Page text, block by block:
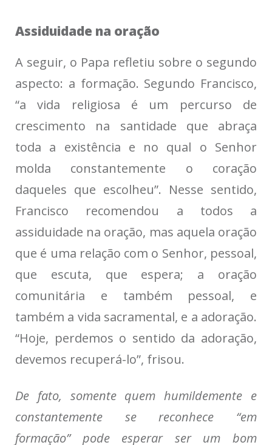
Assiduidade na oração
A seguir, o Papa refletiu sobre o segundo
aspecto: a formação. Segundo Francisco,
“a vida religiosa é um percurso de
crescimento na santidade que abraça
toda a existência e no qual o Senhor
molda constantemente o coração
daqueles que escolheu”. Nesse sentido,
Francisco recomendou a todos a
assiduidade na oração, mas aquela oração
que é uma relação com o Senhor, pessoal,
que escuta, que espera; a oração
comunitária e também pessoal, e
também a vida sacramental, e a adoração.
“Hoje, perdemos o sentido da adoração,
devemos recuperá-lo”, frisou.
De fato, somente quem humildemente e
constantemente se reconhece “em
formação” pode esperar ser um bom